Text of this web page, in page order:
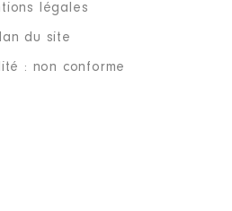
légales
du site
: non conforme